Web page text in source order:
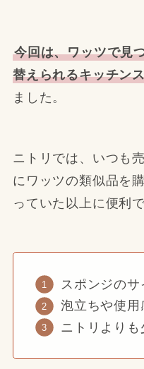
今回は、ワッツで見
替えられるキッチン
ました。
ニトリでは、いつも
にワッツの類似品を
っていた以上に便利で
スポンジの
泡立ちや使用
ニトリより